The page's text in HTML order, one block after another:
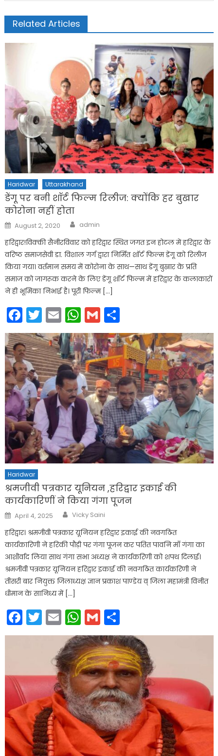
Related Articles
Haridwar Uttarakhand
डेंगू पर बनी शॉर्ट फिल्म रिलीज: क्योंकि हर बुखार
कोरोना नहीं होता
Posted
on
August 2, 2020 Author
admin
हरिद्वार!विक्की सैनीरविवार को हरिद्वार स्थित जगत इन होटल में हरिद्वार के
वरिष्ठ समाजसेवी डा. विशाल गर्ग द्वारा निर्मित शॉर्ट फिल्म डेंगू को रिलीज
किया गया। वर्तमान समय में कोरोना के साथ—साथ डेंगू बुखार के प्रति
समाज को जागरूक करने के लिए डेंगू शॉर्ट फिल्म में हरिद्वार के कलाकारों
ने ही भूमिका निभाई है। पूरी फिल्म […]
Facebook
Twitter
EmailWhatsApp
Gmail
Haridwar
श्रमजीवी पत्रकार यूनियन ,हरिद्वार इकाई की
कार्यकारिणीं ने किया गंगा पूजन
Posted
on
April 4, 2025 Author
Vicky Saini
हरिद्वार। श्रमजीवी पत्रकार यूनियन हरिद्वार इकाई की नवगठित
कार्यकारिणी ने हरिकी पौड़ी पर गंगा पूजन कर पतित पावनि माँ गंगा का
आशीर्वाद लिया साथ गंगा सभा अध्यक्ष ने कार्यकरिणी को शपथ दिलाई।
श्रमजीवी पत्रकार यूनियन हरिद्वार इकाई की नवगठित कार्यकरिणी ने
तीसरी बार नियुक्त जिलाध्यक्ष ज्ञान प्रकाश पाण्डेय व् जिला महामंत्री विनीत
धीमान के सानिध्य में […]
Facebook
Twitter
EmailWhatsApp
Gmail